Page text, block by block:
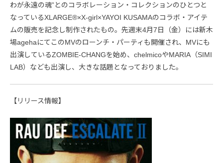
わが永遠の魂”とのコラボレーション・コレクションのひとつと
なっているXLARGE®×X-girl×YAYOI KUSAMAのコラボ・アイテ
ムの販売を記念し制作されたもの。先週末4月7日（金）には新木
場agehaにてこのMVのローンチ・パーティも開催され、MVにも
出演しているZOMBIE-CHANGを始め、chelmicoやMARIA（SIMI
LAB）なども出演し、大きな話題となっておりました。
【リリース情報】